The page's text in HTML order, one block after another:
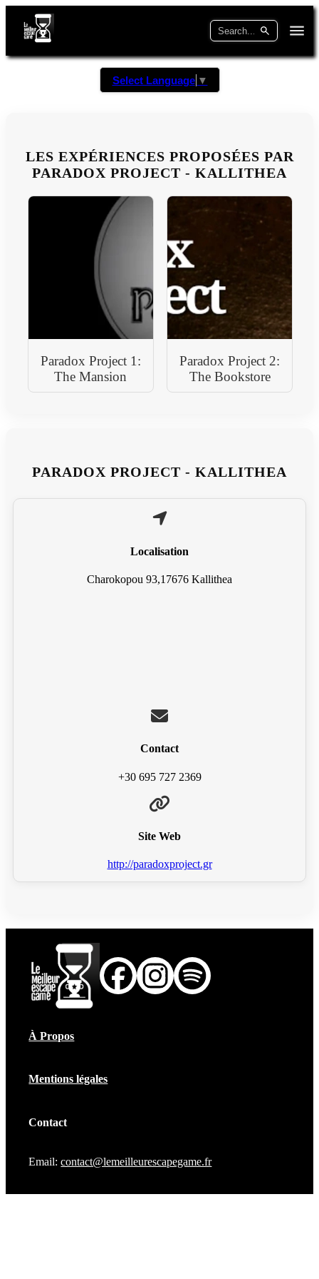
Select Language ▼
LES EXPÉRIENCES PROPOSÉES PAR
PARADOX PROJECT - KALLITHEA
Paradox Project 1:
The Mansion
Paradox Project 2:
The Bookstore
PARADOX PROJECT - KALLITHEA
Localisation
Charokopou 93,17676 Kallithea
Contact
+30 695 727 2369
Site Web
http://paradoxproject.gr
À Propos
Mentions légales
Contact
Email:contact@lemeilleurescapegame.fr